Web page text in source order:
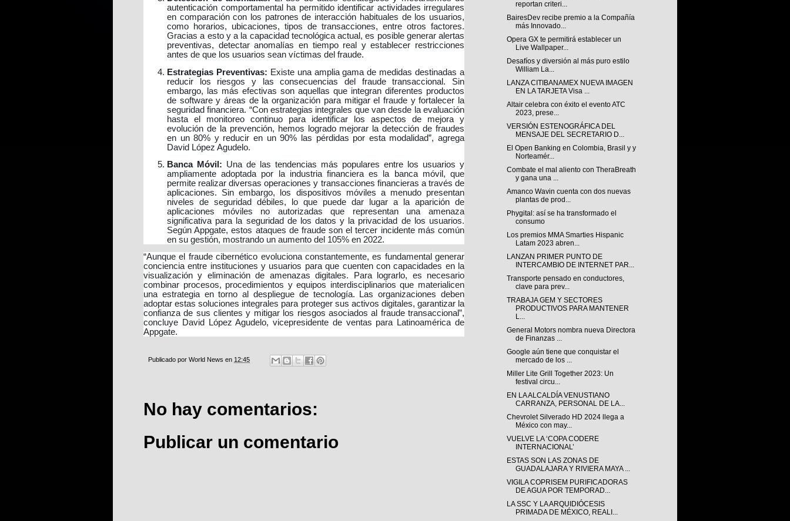
autenticación comportamental ha permitido identificar actividades irregulares
en comparación con los patrones de interacción habituales de los usuarios,
como horarios, ubicaciones, tipos de transacciones, entre otros factores.
Gracias a esto y a la capacidad tecnológica actual, es posible generar alertas
preventivas, detectar anomalías en tiempo real y establecer restricciones
antes de que los usuarios sean víctimas del fraude.
Estrategias Preventivas: Existe una amplia gama de medidas destinadas a
reducir los riesgos y las consecuencias del fraude transaccional. Sin
embargo, las más efectivas son aquellas que integran diferentes productos
de software y áreas de la organización para mitigar el fraude y fortalecer la
seguridad financiera. “Con estrategias integrales que van desde la evaluación
hasta el monitoreo continuo para identificar los aspectos de mejora y
evolución de la prevención, hemos logrado mejorar la detección de fraudes
en un 80% y reducir en un 90% las pérdidas por esta modalidad”, agrega
David López Agudelo.
Banca Móvil: Una de las tendencias más populares entre los usuarios y
ampliamente adoptada por la industria financiera es la banca móvil, que
permite realizar diversas operaciones y transacciones financieras a través de
aplicaciones. Sin embargo, los dispositivos móviles a menudo presentan
niveles de seguridad débiles, lo que puede dar lugar a la aparición de
aplicaciones móviles no autorizadas que representan una amenaza
significativa para la seguridad de los datos y la privacidad de los usuarios.
Según Appgate, estos ataques de fraude son el tercer incidente más común
en su gestión, mostrando un aumento del 105% en 2022.
“Aunque el fraude cibernético evoluciona constantemente, es fundamental generar
conciencia entre instituciones y usuarios para que cuenten con capacidades en la
visualización y eliminación de amenazas digitales. Para lograrlo, es necesario
combinar procesos, procedimientos y equipos interdisciplinarios que materialicen
una estrategia en torno al despliegue de tecnología. Las organizaciones deben
adoptar estas soluciones integrales para proteger sus activos digitales, garantizar la
confianza de sus clientes y mitigar los riesgos asociados al fraude transaccional”,
concluye David López Agudelo, vicepresidente de ventas para Latinoamérica de
Appgate.
Publicado por World News en 12:45
No hay comentarios:
Publicar un comentario
reportan criteri...
BairesDev recibe premio a la Compañía
más Innovado...
Opera GX te permitirá establecer un
Live Wallpaper...
Desafíos y diversión al más puro estilo
William La...
LANZA CITIBANAMEX NUEVA IMAGEN
EN LA TARJETA Visa ...
Altair celebra con éxito el evento ATC
2023, prese...
VERSIÓN ESTENOGRÁFICA DEL
MENSAJE DEL SECRETARIO D...
El Open Banking en Colombia, Brasil y y
Norteamér...
Combate el mal aliento con TheraBreath
y gana una ...
Amanco Wavin cuenta con dos nuevas
plantas de prod...
Phygital: así se ha transformado el
consumo
Los premios MMA Smarties Hispanic
Latam 2023 abren...
LANZAN PRIMER PUNTO DE
INTERCAMBIO DE INTERNET PAR...
Transporte pensado en conductores,
clave para prev...
TRABAJA GEM Y SECTORES
PRODUCTIVOS PARA MANTENER
L...
General Motors nombra nueva Directora
de Finanzas ...
Google aún tiene que conquistar el
mercado de los ...
Miller Lite Grill Together 2023: Un
festival circu...
EN LA ALCALDÍA VENUSTIANO
CARRANZA, PERSONAL DE LA...
Chevrolet Silverado HD 2024 llega a
México con may...
VUELVE LA ‘COPA CODERE
INTERNACIONAL’
ESTAS SON LAS ZONAS DE
GUADALAJARA Y RIVIERA MAYA ...
VIGILA COPRISEM PURIFICADORAS
DE AGUA POR TEMPORAD...
LA SSC Y LA ARQUIDIÓCESIS
PRIMADA DE MÉXICO, REALI...